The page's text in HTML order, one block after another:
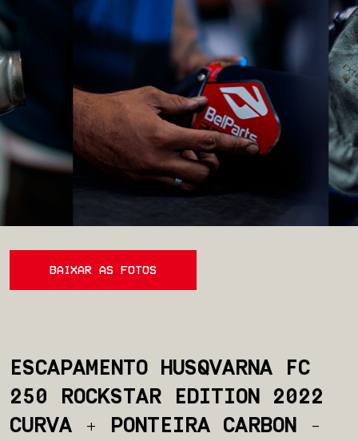
Início
BAIXAR AS FOTOS
ESCAPAMENTO HUSQVARNA FC
250 ROCKSTAR EDITION 2022
CURVA + PONTEIRA CARBON -